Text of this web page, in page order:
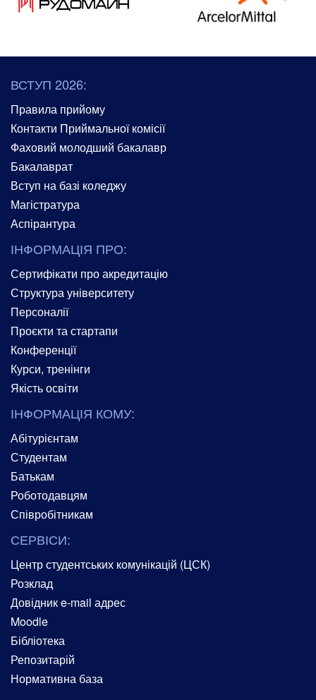
ВСТУП 2026:
Правила прийому
Контакти Приймальної комісії
Фаховий молодший бакалавр
Бакалаврат
Вступ на базі коледжу
Магістратура
Аспірантура
ІНФОРМАЦІЯ ПРО:
Сертифікати про акредитацію
Структура університету
Персоналії
Проєкти та стартапи
Конференції
Курси, тренінги
Якість освіти
ІНФОРМАЦІЯ КОМУ:
Абітурієнтам
Студентам
Батькам
Роботодавцям
Співробітникам
СЕРВІСИ:
Центр студентських комунікацій (ЦСК)
Розклад
Довідник e-mail адрес
Moodle
Бібліотека
Репозитарій
Нормативна база